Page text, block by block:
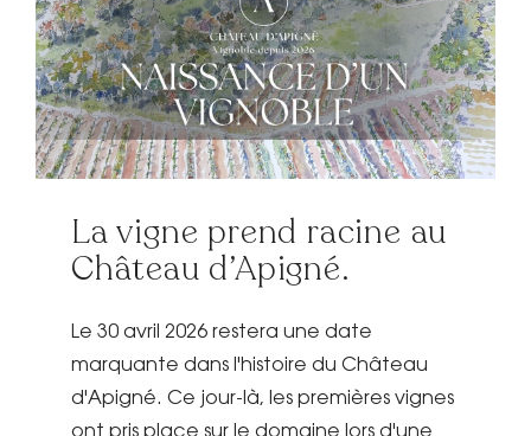
La vigne prend racine au
Château d’Apigné.
Le 30 avril 2026 restera une date
marquante dans l'histoire du Château
d'Apigné. Ce jour-là, les premières vignes